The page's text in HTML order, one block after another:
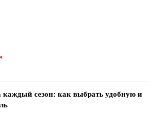
каждый сезон: как выбрать удобную и